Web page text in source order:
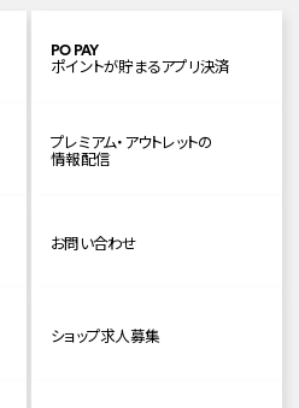
PO PAY
ポイントが貯まるアプリ決済
プレミアム・アウトレットの
情報配信
お問い合わせ
ショップ求人募集